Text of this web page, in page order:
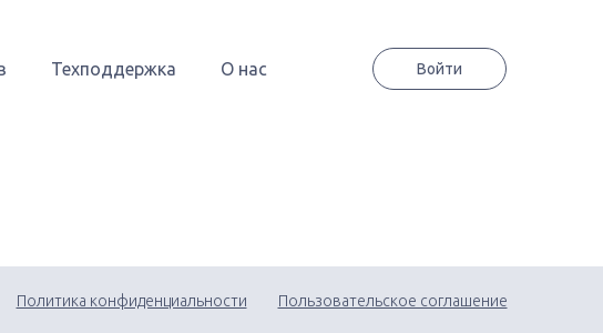
Техподдержка О нас Войти
Политика конфиденциальности Пользовательское соглашение